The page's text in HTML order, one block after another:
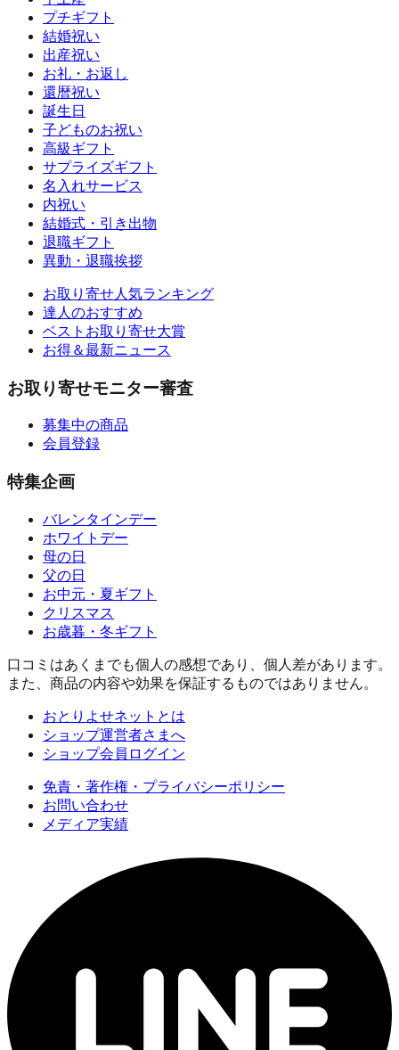
プチギフト
結婚祝い
出産祝い
お礼・お返し
還暦祝い
誕生日
子どものお祝い
高級ギフト
サプライズギフト
名入れサービス
内祝い
結婚式・引き出物
退職ギフト
異動・退職挨拶
お取り寄せ人気ランキング
達人のおすすめ
ベストお取り寄せ大賞
お得＆最新ニュース
お取り寄せモニター審査
募集中の商品
会員登録
特集企画
バレンタインデー
ホワイトデー
母の日
父の日
お中元・夏ギフト
クリスマス
お歳暮・冬ギフト
口コミはあくまでも個人の感想であり、個人差があります。
また、商品の内容や効果を保証するものではありません。
おとりよせネットとは
ショップ運営者さまへ
ショップ会員ログイン
免責・著作権・プライバシーポリシー
お問い合わせ
メディア実績